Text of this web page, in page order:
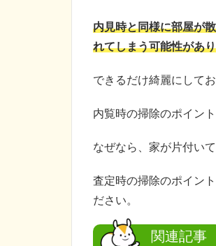
内見時と同様に部屋が
れてしまう可能性があ
できるだけ綺麗にして
内覧時の掃除のポイン
なぜなら、家が片付い
査定時の掃除のポイン
ださい。
関連記事